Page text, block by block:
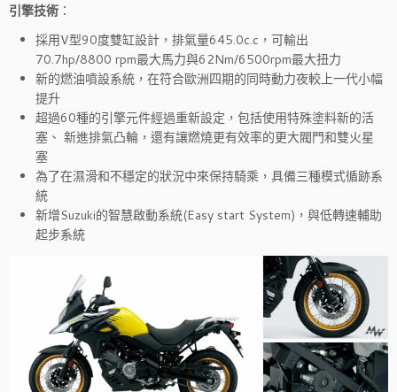
引擎技術 ：
採用V型90度雙缸設計，排氣量645.0c.c，可輸出
70.7hp/8800 rpm最大馬力與62Nm/6500rpm最大扭力
新的燃油噴設系統，在符合歐洲四期的同時動力夜較上一代小幅
提升
超過60種的引擎元件經過重新設定，包括使用特殊塗料新的活
塞、 新進排氣凸輪，還有讓燃燒更有效率的更大閥門和雙火星
塞
為了在濕滑和不穩定的狀況中來保持騎乘，具備三種模式循跡系
統
新增Suzuki的智慧啟動系統(Easy start System)，與低轉速輔助
起步系統